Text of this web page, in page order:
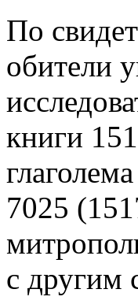
По
обители
книги
7025
с другим